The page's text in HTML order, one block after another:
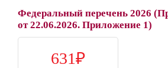
Федеральный перечень 2026
от 22.06.2026. Приложение 1)
631